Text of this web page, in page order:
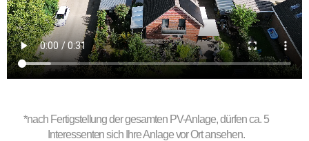
*nach Fertigstellung der gesamten PV-Anlage, dürfen ca. 5
Interessenten sich Ihre Anlage vor Ort ansehen.